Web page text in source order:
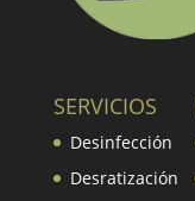
SERVICIOS
Desinfección
Desratización